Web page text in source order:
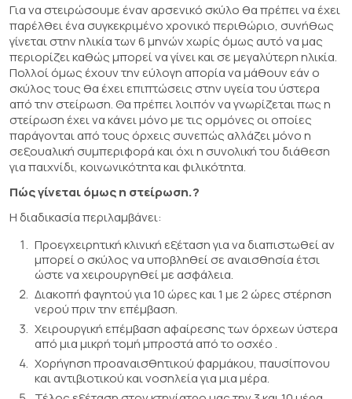
Για να στειρώσουμε έναν αρσενικό σκύλο θα πρέπει να έχει
παρέλθει ένα συγκεκριμένο χρονικό περιθώριο, συνήθως
γίνεται στην ηλικία των 6 μηνών χωρίς όμως αυτό να μας
περιορίζει καθώς μπορεί να γίνει και σε μεγαλύτερη ηλικία.
Πολλοί όμως έχουν την εύλογη απορία να μάθουν εάν ο
σκύλος τους θα έχει επιπτώσεις στην υγεία του ύστερα
από την στείρωση. Θα πρέπει λοιπόν να γνωρίζεται πως η
στείρωση έχει να κάνει μόνο με τις ορμόνες οι οποίες
παράγονται από τους όρχεις συνεπώς αλλάζει μόνο η
σεξουαλική συμπεριφορά και όχι η συνολική του διάθεση
για παιχνίδι, κοινωνικότητα και φιλικότητα.
Πώς γίνεται όμως η στείρωση.?
Η διαδικασία περιλαμβάνει:
Προεγχειρητική κλινική εξέταση για να διαπιστωθεί αν
μπορεί ο σκύλος να υποβληθεί σε αναισθησία έτσι
ώστε να χειρουργηθεί με ασφάλεια.
Διακοπή φαγητού για 10 ώρες και 1 με 2 ώρες στέρηση
νερού πριν την επέμβαση.
Χειρουργική επέμβαση αφαίρεσης των όρχεων ύστερα
από μια μικρή τομή μπροστά από το οσχέο .
Χορήγηση προαναισθητικού φαρμάκου, παυσίπονου
και αντιβιοτικού και νοσηλεία για μια μέρα.